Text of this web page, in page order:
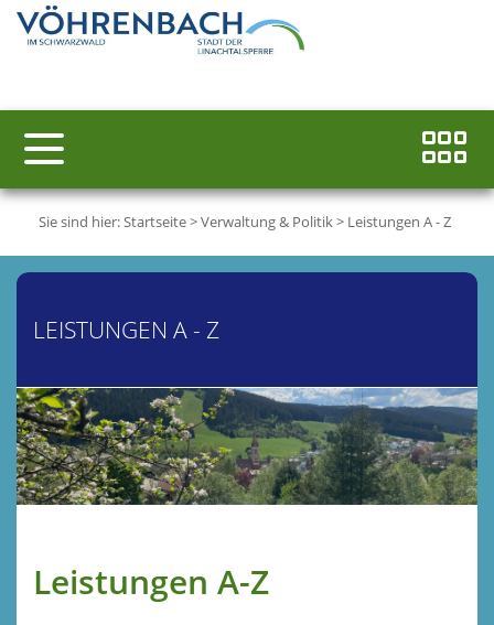
Sie sind hier:Startseite>Verwaltung & Politik> Leistungen A - Z
LEISTUNGEN A - Z
Leistungen A-Z